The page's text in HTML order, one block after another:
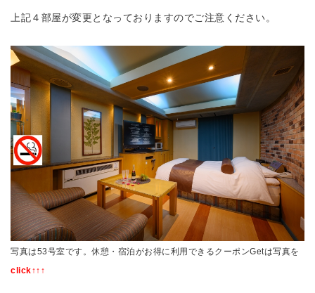
上記４部屋が変更となっておりますのでご注意ください。
写真は53号室です。休憩・宿泊がお得に利用できるクーポンGetは写真を
click↑↑↑